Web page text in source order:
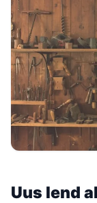
Uus lend